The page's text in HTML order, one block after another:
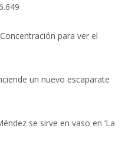
para ver el
un nuevo escaparate
se sirve en vaso en ‘La